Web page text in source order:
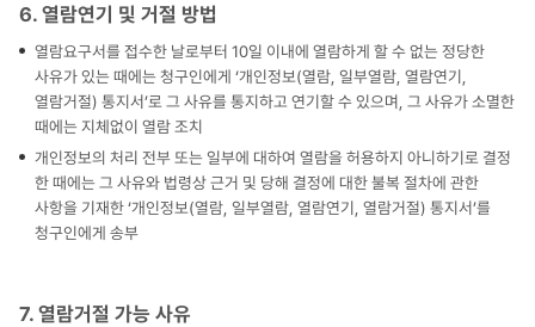
6. 열람연기 및 거절 방법
열람요구서를 접수한 날로부터 10일 이내에 열람하게 할 수 없는 정당한
사유가 있는 때에는 청구인에게 ‘개인정보(열람, 일부열람, 열람연기,
열람거절) 통지서’로 그 사유를 통지하고 연기할 수 있으며, 그 사유가 소멸한
때에는 지체없이 열람 조치
개인정보의 처리 전부 또는 일부에 대하여 열람을 허용하지 아니하기로 결정
한 때에는 그 사유와 법령상 근거 및 당해 결정에 대한 불복 절차에 관한
사항을 기재한 ‘개인정보(열람, 일부열람, 열람연기, 열람거절) 통지서’를
청구인에게 송부
7. 열람거절 가능 사유